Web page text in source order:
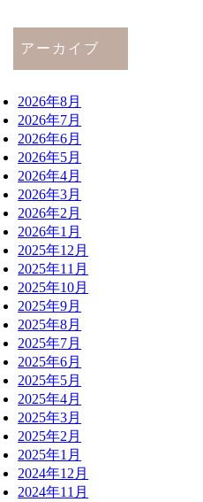
アーカイブ
2026年8月
2026年7月
2026年6月
2026年5月
2026年4月
2026年3月
2026年2月
2026年1月
2025年12月
2025年11月
2025年10月
2025年9月
2025年8月
2025年7月
2025年6月
2025年5月
2025年4月
2025年3月
2025年2月
2025年1月
2024年12月
2024年11月